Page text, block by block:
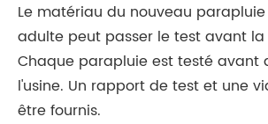
Le matériau du nouveau
adulte peut passer le test avant la
Chaque parapluie est testé avant
l'usine. Un rapport de test et une
être fournis.